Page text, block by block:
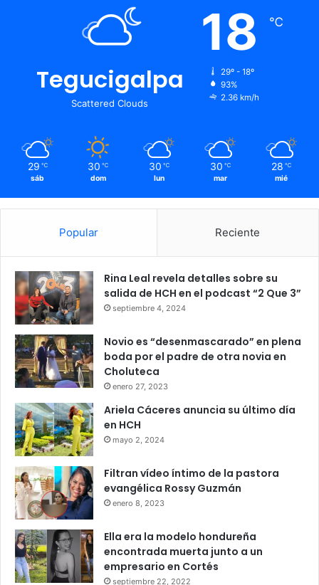
Tegucigalpa
Scattered Clouds
18 ℃
29º - 18º
93%
2.36 km/h
29 ℃
sáb
30 ℃
dom
30 ℃
lun
30 ℃
mar
28 ℃
mié
Popular Reciente
Rina Leal revela detalles sobre su
salida de HCH en el podcast “2 Que 3”
septiembre 4, 2024
Novio es “desenmascarado” en plena
boda por el padre de otra novia en
Choluteca
enero 27, 2023
Ariela Cáceres anuncia su último día
en HCH
mayo 2, 2024
Filtran vídeo íntimo de la pastora
evangélica Rossy Guzmán
enero 8, 2023
Ella era la modelo hondureña
encontrada muerta junto a un
empresario en Cortés
septiembre 22, 2022